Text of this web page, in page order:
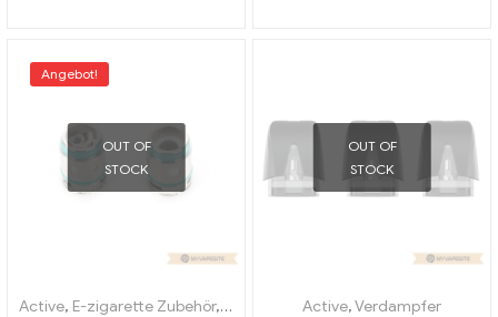
Angebot!
OUT OF
STOCK
Active, E-zigarette Zubehör, Verdampfer
OUT OF
STOCK
Active,Verdampfer